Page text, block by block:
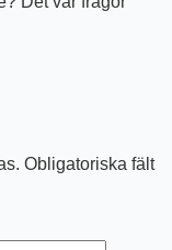
Obligatoriska fält